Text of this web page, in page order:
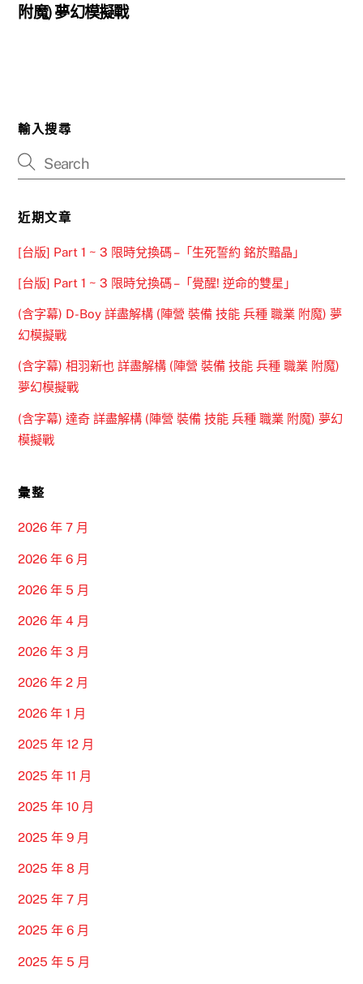
附魔) 夢幻模擬戰
輸入搜尋
近期文章
[台版] Part 1 ~ 3 限時兌換碼 –「生死誓約 銘於黯晶」
[台版] Part 1 ~ 3 限時兌換碼 –「覺醒! 逆命的雙星」
(含字幕) D-Boy 詳盡解構 (陣營 裝備 技能 兵種 職業 附魔) 夢
幻模擬戰
(含字幕) 相羽新也 詳盡解構 (陣營 裝備 技能 兵種 職業 附魔)
夢幻模擬戰
(含字幕) 達奇 詳盡解構 (陣營 裝備 技能 兵種 職業 附魔) 夢幻
模擬戰
彙整
2026 年 7 月
2026 年 6 月
2026 年 5 月
2026 年 4 月
2026 年 3 月
2026 年 2 月
2026 年 1 月
2025 年 12 月
2025 年 11 月
2025 年 10 月
2025 年 9 月
2025 年 8 月
2025 年 7 月
2025 年 6 月
2025 年 5 月